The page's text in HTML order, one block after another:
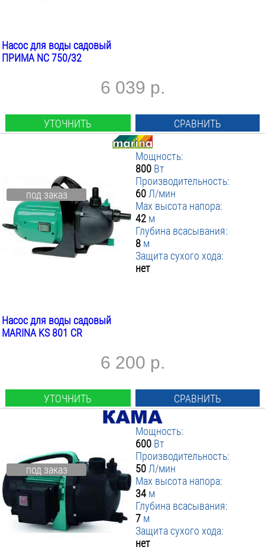
Насос для воды садовый
ПРИМА NC 750/32
6 039 р.
УТОЧНИТЬ СРАВНИТЬ
под заказ
Мощность:
800 Вт
Производительность:
60 Л/мин
Max высота напора:
42 м
Глубина всасывания:
8 м
Защита сухого хода:
нет
Насос для воды садовый
MARINA KS 801 CR
6 200 р.
УТОЧНИТЬ СРАВНИТЬ
под заказ
Мощность:
600 Вт
Производительность:
50 Л/мин
Max высота напора:
34 м
Глубина всасывания:
7 м
Защита сухого хода:
нет